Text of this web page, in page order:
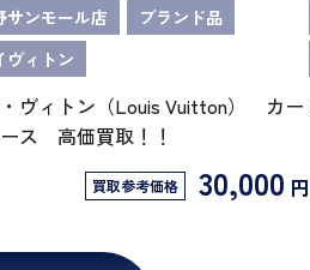
サンモール店
ブランド品
ヴィトン
ヴィトン（Louis Vuitton） カー
ース 高価買取！！
買取参考価格 30,000 円